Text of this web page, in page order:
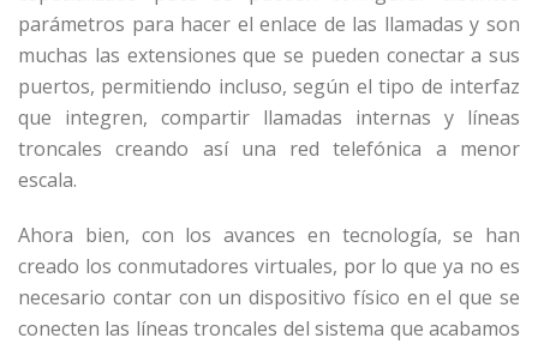
parámetros para hacer el enlace de las llamadas y son
muchas las extensiones que se pueden conectar a sus
puertos, permitiendo incluso, según el tipo de interfaz
que integren, compartir llamadas internas y líneas
troncales creando así una red telefónica a menor
escala.
Ahora bien, con los avances en tecnología, se han
creado los conmutadores virtuales, por lo que ya no es
necesario contar con un dispositivo físico en el que se
conecten las líneas troncales del sistema que acabamos